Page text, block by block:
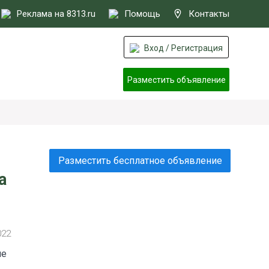
Реклама на 8313.ru Помощь Контакты
Вход / Регистрация
Разместить объявление
Разместить бесплатное объявление